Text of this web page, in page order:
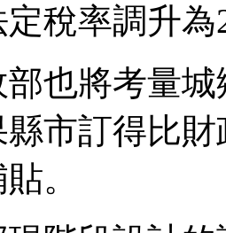
稅率調升為
部也將考量
市訂得比
。